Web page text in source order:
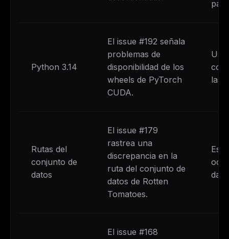
Python 3.14
El issue #192 señala
problemas de
disponibilidad de los
wheels de PyTorch
CUDA.
las
Rutas del
conjunto de
datos
El issue #179
rastrea una
discrepancia en la
ruta del conjunto de
datos de Rotten
Tomatoes.
El issue #168